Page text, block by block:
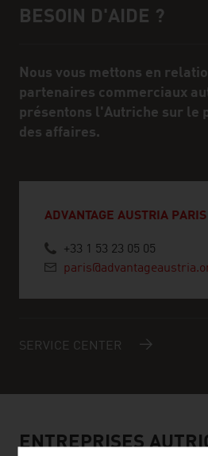
Assistance et interlocuteur/
BESOIN D'AIDE ?
Nous vous mettons en
partenaires commerciaux
présentons l'Autriche sur le
des affaires.
ADVANTAGE AUSTRIA PARIS
+33 1 53 23 05 05
SERVICE CENTER
ENTREPRISES